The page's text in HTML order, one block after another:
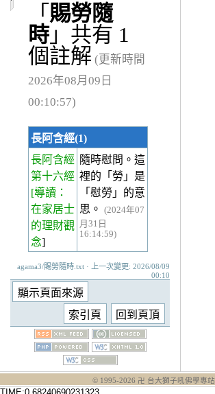
「 賜勞隨
時」共有 1
個註解 (更新時間
2026年08月09日
00:10:57)
長阿含經(1)
長阿含經
第十六經
[導讀：
在家居士
的理財觀
念]
隨時慰問。這
裡的「勞」是
「慰勞」的意
思。
(2024年07
月31日
16:14:59)
agama3/賜勞隨時.txt · 上一次變更: 2026/08/09
00:10
© 1995-2026 卍 台大獅子吼佛學專站